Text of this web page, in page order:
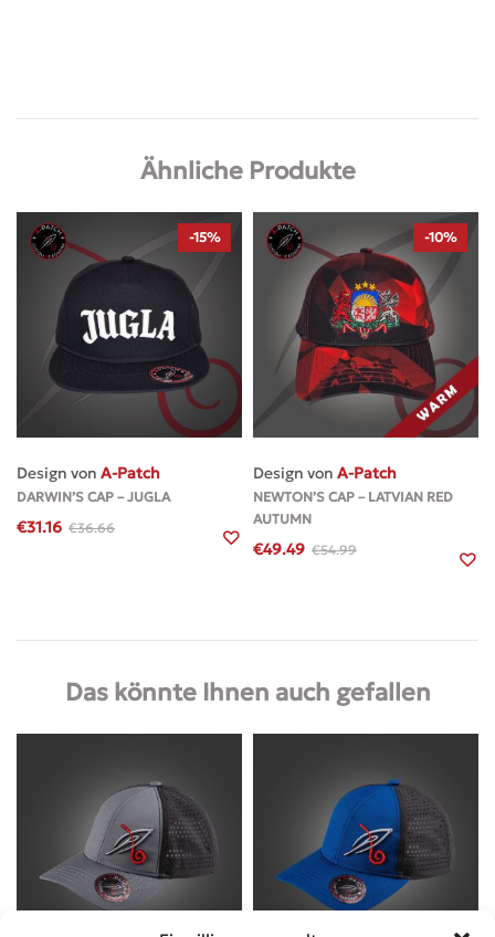
Ähnliche Produkte
-15%
Design von A-Patch
DARWIN’S CAP – JUGLA
€36.66
€31.16
-10%
Design von A-Patch
NEWTON’S CAP – LATVIAN RED
AUTUMN
€54.99
€49.49
Das könnte Ihnen auch gefallen